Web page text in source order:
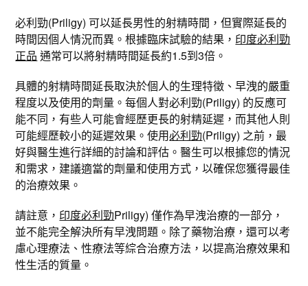
必利勁(Priligy) 可以延長男性的射精時間，但實際延長的
時間因個人情況而異。根據臨床試驗的結果， 印度必利勁
正品 通常可以將射精時間延長約1.5到3倍。
具體的射精時間延長取決於個人的生理特徵、早洩的嚴重
程度以及使用的劑量。每個人對必利勁(Priligy) 的反應可
能不同，有些人可能會經歷更長的射精延遲，而其他人則
可能經歷較小的延遲效果。使用必利勁(Priligy) 之前，最
好與醫生進行詳細的討論和評估。醫生可以根據您的情況
和需求，建議適當的劑量和使用方式，以確保您獲得最佳
的治療效果。
請註意， 印度必利勁Priligy) 僅作為早洩治療的一部分，
並不能完全解決所有早洩問題。除了藥物治療，還可以考
慮心理療法、性療法等綜合治療方法，以提高治療效果和
性生活的質量。